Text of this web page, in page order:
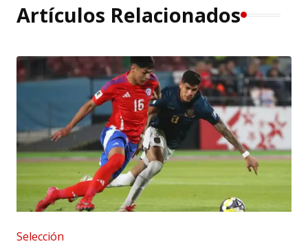
Artículos Relacionados
Selección